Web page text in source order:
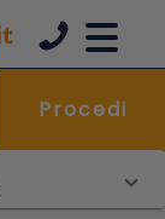
Procedi